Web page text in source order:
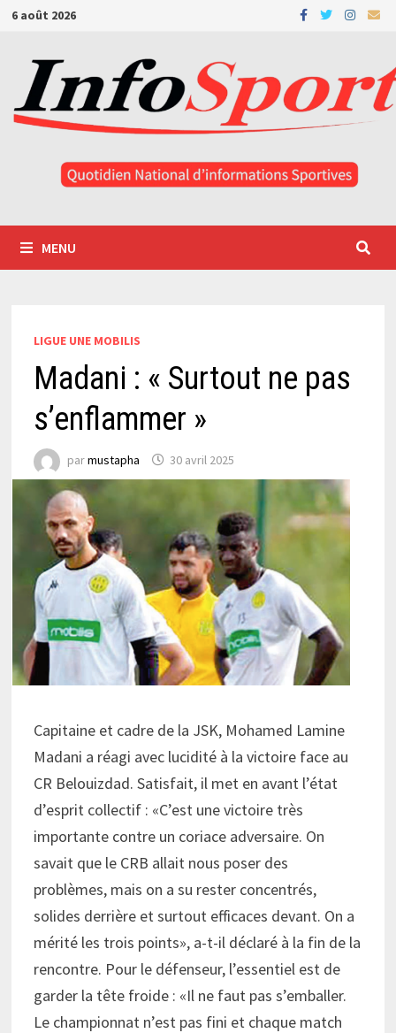
Passer
contenu
6 août 2026
MENU
LIGUE UNE MOBILIS
Madani : « Surtout ne pas
s’enflammer »
parmustapha 30 avril 2025
Capitaine et cadre de la JSK, Mohamed Lamine
Madani a réagi avec lucidité à la victoire face au
CR Belouizdad. Satisfait, il met en avant l’état
d’esprit collectif : «C’est une victoire très
importante contre un coriace adversaire. On
savait que le CRB allait nous poser des
problèmes, mais on a su rester concentrés,
solides derrière et surtout efficaces devant. On a
mérité les trois points», a-t-il déclaré à la fin de la
rencontre. Pour le défenseur, l’essentiel est de
garder la tête froide : «Il ne faut pas s’emballer.
Le championnat n’est pas fini et chaque match